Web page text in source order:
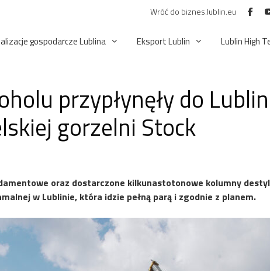
Wróć do biznes.lublin.eu
gospodarcze Lublina Eksport Lublin Lublin High
przypłynęły do
gorzelni Stock
oraz dostarczone kilkunastotonowe kolumny
w Lublinie, która idzie pełną parą i zgodnie z planem.